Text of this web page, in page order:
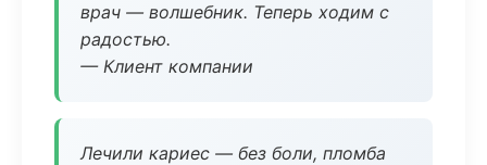
врач — волшебник. Теперь ходим с
радостью.
— Клиент компании
Лечили кариес — без боли, пломба